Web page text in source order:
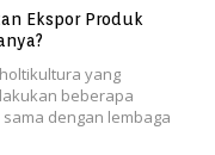
Ekspor Produk
yang
beberapa
dengan lembaga